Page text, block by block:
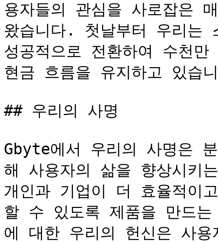
용자들의 관심을 사로잡은
왔습니다. 첫날부터 우리는
성공적으로 전환하여 수천
현금 흐름을 유지하고 있습
## 우리의 사명
Gbyte에서 우리의 사명은
해 사용자의 삶을 향상시키
개인과 기업이 더 효율적이
할 수 있도록 제품을 만드
에 대한 우리의 헌신은 사용